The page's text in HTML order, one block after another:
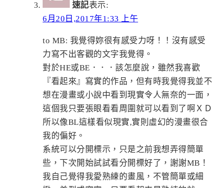
速記表示:
6月20日,2017年1:33 上午
to MB: 我覺得妳很有感受力呀！！沒有感受
力寫不出客觀的文字我覺得。
對於HE或BE．．．該怎麼說，雖然我喜歡
『看起來』寫實的作品，但有時我覺得我並不
想在漫畫或小說中看到現實令人無奈的一面，
這個我只要張眼看看周圍就可以看到了啊ＸＤ
所以像BL這樣看似現實,實則虛幻的漫畫很合
我的偏好。
系統可以分開標示，只是之前我想弄得簡單
些，下次開始試試看分開標好了，謝謝MB！
我自己覺得我愛熟練的畫風，不管簡單或細